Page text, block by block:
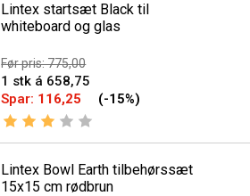
Lintex startsæt Black til
whiteboard og glas
Før pris: 775,00
1 stk á 658,75
Spar: 116,25 (-15%)
Vurdering:
Lintex Bowl Earth tilbehørssæt
15x15 cm rødbrun